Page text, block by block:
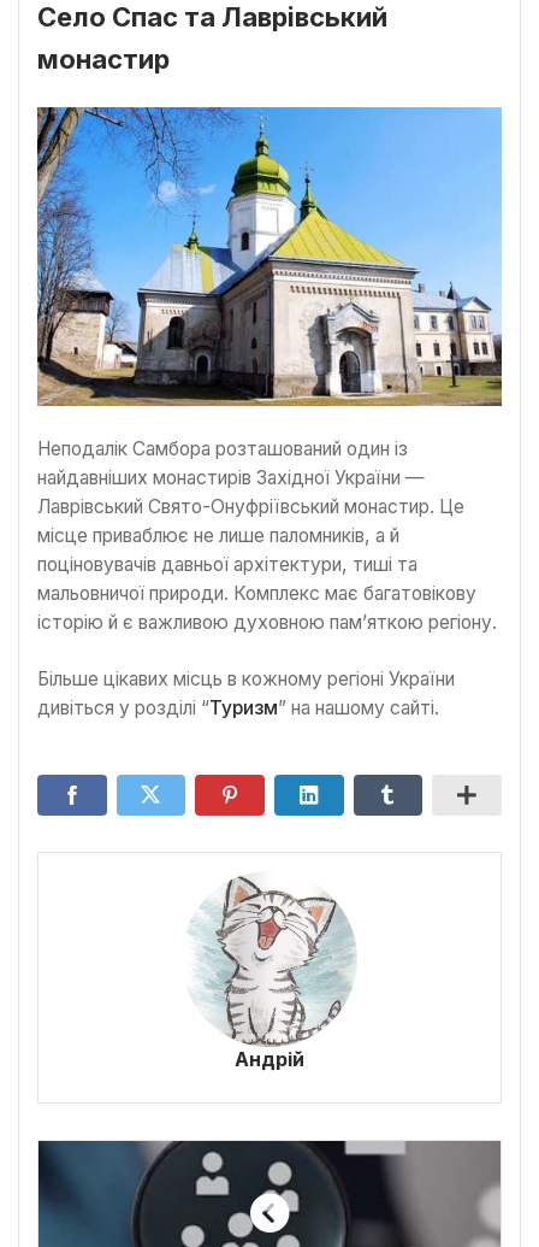
Село Спас та Лаврівський
монастир
Неподалік Самбора розташований один із
найдавніших монастирів Західної України —
Лаврівський Свято-Онуфріївський монастир. Це
місце приваблює не лише паломників, а й
поціновувачів давньої архітектури, тиші та
мальовничої природи. Комплекс має багатовікову
історію й є важливою духовною пам’яткою регіону.
Більше цікавих місць в кожному регіоні України
дивіться у розділі “Туризм” на нашому сайті.
Андрій